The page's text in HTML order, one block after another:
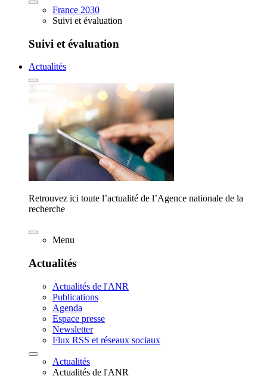
France 2030
Suivi et évaluation
Suivi et évaluation
Actualités
Retrouvez ici toute l’actualité de l’Agence nationale de la
recherche
Menu
Actualités
Actualités de l'ANR
Publications
Agenda
Espace presse
Newsletter
Flux RSS et réseaux sociaux
Actualités
Actualités de l'ANR